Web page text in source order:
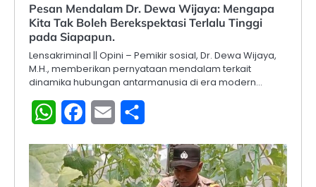
Pesan Mendalam Dr. Dewa Wijaya: Mengapa
Kita Tak Boleh Berekspektasi Terlalu Tinggi
pada Siapapun.
Lensakriminal || Opini – Pemikir sosial, Dr. Dewa Wijaya,
M.H., memberikan pernyataan mendalam terkait
dinamika hubungan antarmanusia di era modern…
WhatsAppFacebook
Email